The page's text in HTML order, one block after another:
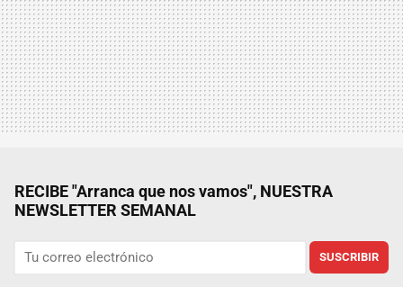
RECIBE "Arranca que nos vamos", NUESTRA
NEWSLETTER SEMANAL
SUSCRIBIR